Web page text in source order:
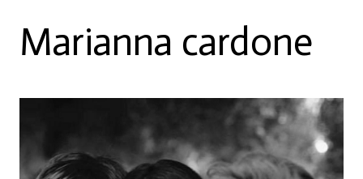
Marianna cardone